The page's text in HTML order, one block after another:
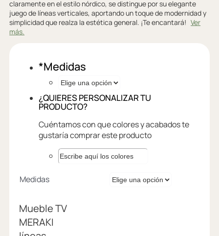
claramente en el estilo nórdico, se distingue por su elegante
juego de líneas verticales, aportando un toque de modernidad y
simplicidad que realza la estética general. ¡Te encantará!Ver
más.
*Medidas
¿QUIERES PERSONALIZAR TU
PRODUCTO?
Cuéntamos con que colores y acabados te
gustaría comprar este producto
Medidas
Mueble TV
MERAKI